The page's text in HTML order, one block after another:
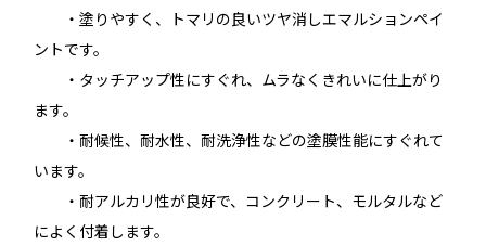
・塗りやすく、トマリの良いツヤ消しエマルションペイ
ントです。
・タッチアップ性にすぐれ、ムラなくきれいに仕上がり
ます。
・耐候性、耐水性、耐洗浄性などの塗膜性能にすぐれて
います。
・耐アルカリ性が良好で、コンクリート、モルタルなど
によく付着します。